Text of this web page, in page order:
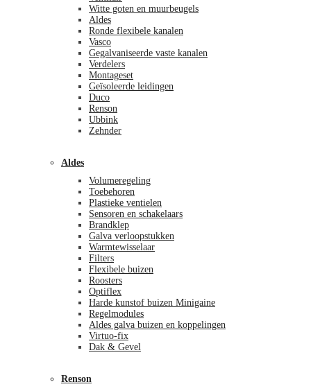
Witte goten en muurbeugels
Aldes
Ronde flexibele kanalen
Vasco
Gegalvaniseerde vaste kanalen
Verdelers
Montageset
Geïsoleerde leidingen
Duco
Renson
Ubbink
Zehnder
Aldes
Volumeregeling
Toebehoren
Plastieke ventielen
Sensoren en schakelaars
Brandklep
Galva verloopstukken
Warmtewisselaar
Filters
Flexibele buizen
Roosters
Optiflex
Harde kunstof buizen Minigaine
Regelmodules
Aldes galva buizen en koppelingen
Virtuo-fix
Dak & Gevel
Renson